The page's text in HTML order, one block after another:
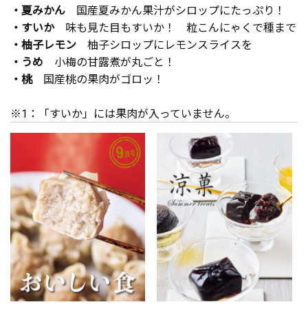
・夏みかん 国産夏みかん果汁がシロップにたっぷり！
・すいか味も見た目もすいか！ 粒こんにゃくで種まで
・柚子レモン 柚子シロップにレモンスライスを
・うめ 小梅の甘露煮が丸ごと！
・桃国産桃の果肉がゴロッ！
※1：「すいか」には果肉が入っていません。